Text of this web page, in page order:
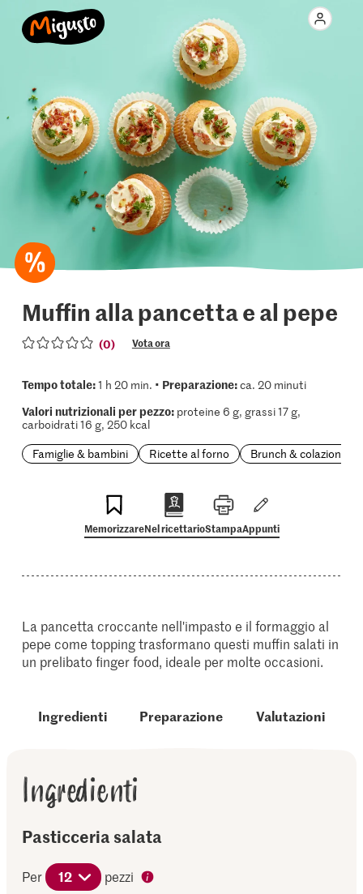
Muffin alla pancetta e al pepe
(0) Vota ora
Tempo totale:1 h 20 min. • Preparazione:ca. 20 minuti
Valori nutrizionali per pezzo:proteine 6 g, grassi 17 g,
carboidrati 16 g, 250 kcal
Famiglie & bambini
Ricette al forno Brunch & colazione
MemorizzareNel ricettarioStampaAppunti
La pancetta croccante nell'impasto e il formaggio al
pepe come topping trasformano questi muffin salati in
un prelibato finger food, ideale per molte occasioni.
Ingredienti Preparazione Valutazioni
Ingredienti
Pasticceria salata
Per 12
pezzi